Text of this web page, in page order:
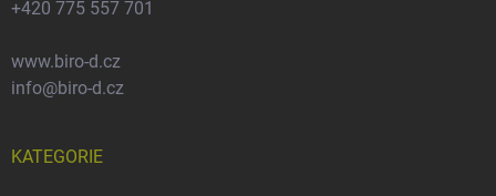
+420 775 557 701
www.biro-d.cz
info@biro-d.cz
KATEGORIE